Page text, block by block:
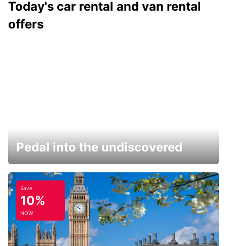
Today's car rental and van rental
offers
Pedal into the undiscovered
Save
10%
NOW